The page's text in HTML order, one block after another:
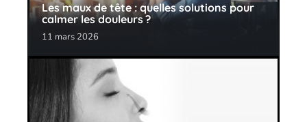
Les maux de tête : quelles solutions pour
calmer les douleurs ?
11 mars 2026